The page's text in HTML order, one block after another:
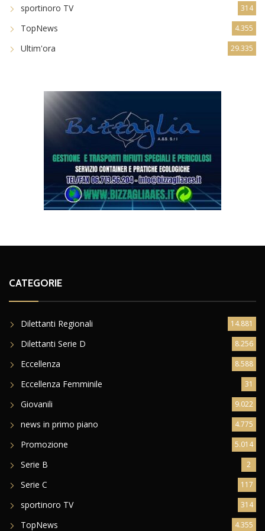
sportinoro TV 314
TopNews 4.355
Ultim'ora 29.335
CATEGORIE
Dilettanti Regionali 14.881
Dilettanti Serie D 8.256
Eccellenza 8.588
Eccellenza Femminile 31
Giovanili 9.022
news in primo piano 4.775
Promozione 5.014
Serie B 2
Serie C 117
sportinoro TV 314
TopNews 4.355